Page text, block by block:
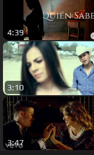
4:39
3:10
3:47